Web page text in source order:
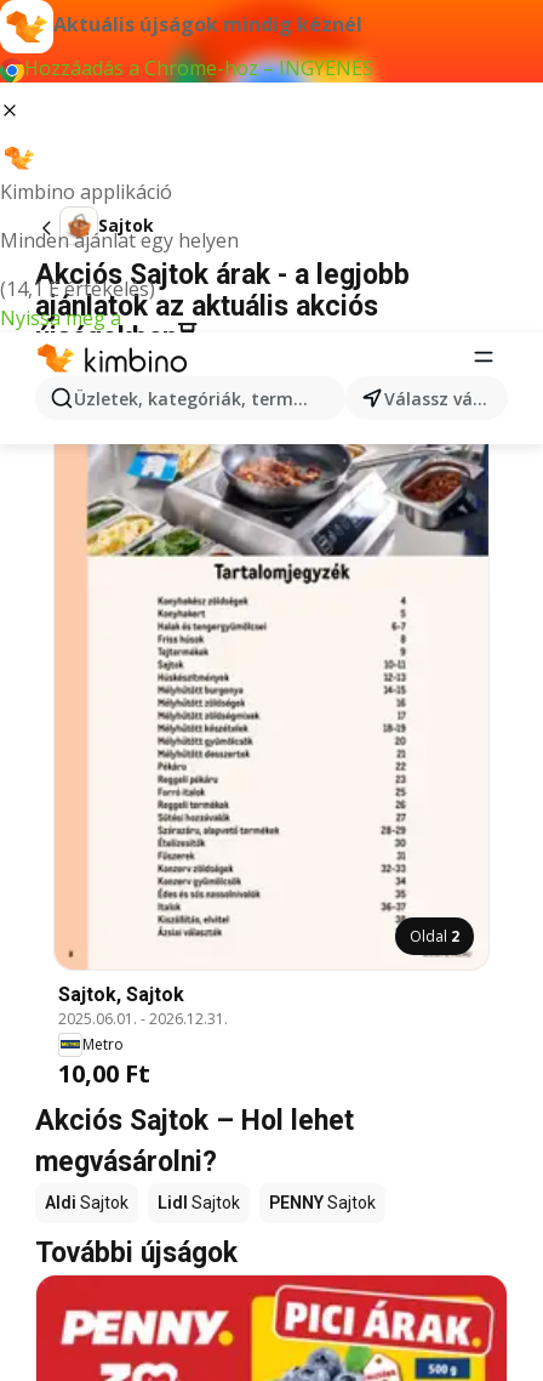
Aktuális újságok mindig kéznél
Hozzáadás a Chrome-hoz – INGYENES
Kimbino applikáció
Minden ajánlat egy helyen
(14,1 E értékelés)
Nyissa meg a
Üzletek, kategóriák, termékek keresése... Válassz várost
Sajtok
Akciós Sajtok árak - a legjobb
ajánlatok az aktuális akciós
újságokban⏳
Oldal 2
Sajtok, Sajtok
2025.06.01. -2026.12.31.
Metro
10,00 Ft
Akciós Sajtok – Hol lehet
megvásárolni?
Aldi Sajtok Lidl Sajtok PENNYSajtok
További újságok